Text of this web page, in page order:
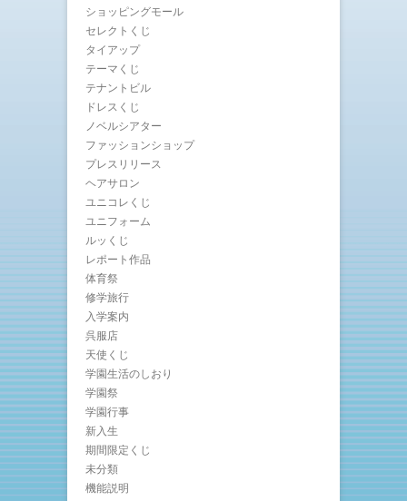
ショッピングモール
セレクトくじ
タイアップ
テーマくじ
テナントビル
ドレスくじ
ノベルシアター
ファッションショップ
プレスリリース
ヘアサロン
ユニコレくじ
ユニフォーム
ルッくじ
レポート作品
体育祭
修学旅行
入学案内
呉服店
天使くじ
学園生活のしおり
学園祭
学園行事
新入生
期間限定くじ
未分類
機能説明